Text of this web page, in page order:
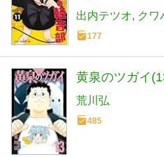
出内テツオ クワ
177
黄泉のツガイ
荒川弘
485